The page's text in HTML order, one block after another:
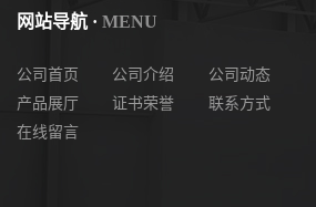
网站导航 · MENU
公司首页 公司介绍
公司动态
产品展厅
证书荣誉
联系方式
在线留言